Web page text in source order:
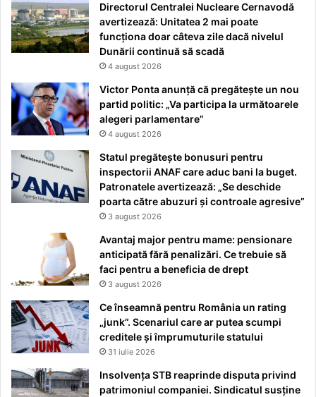
Directorul Centralei Nucleare Cernavodă
avertizează: Unitatea 2 mai poate
funcționa doar câteva zile dacă nivelul
Dunării continuă să scadă
4 august 2026
Victor Ponta anunță că pregătește un nou
partid politic: „Va participa la următoarele
alegeri parlamentare”
4 august 2026
Statul pregătește bonusuri pentru
inspectorii ANAF care aduc bani la buget.
Patronatele avertizează: „Se deschide
poarta către abuzuri și controale agresive”
3 august 2026
Avantaj major pentru mame: pensionare
anticipată fără penalizări. Ce trebuie să
faci pentru a beneficia de drept
3 august 2026
Ce înseamnă pentru România un rating
„junk”. Scenariul care ar putea scumpi
creditele și împrumuturile statului
31 iulie 2026
Insolvența STB reaprinde disputa privind
patrimoniul companiei. Sindicatul susține